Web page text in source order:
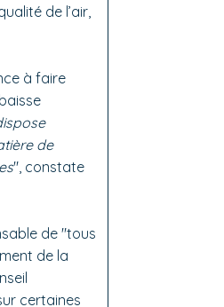
de l’air,
à faire
de
", constate
de "tous
de la
certaines